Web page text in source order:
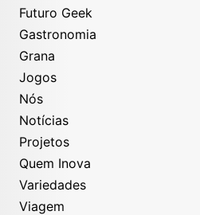
Futuro Geek
Gastronomia
Grana
Jogos
Nós
Notícias
Projetos
Quem Inova
Variedades
Viagem